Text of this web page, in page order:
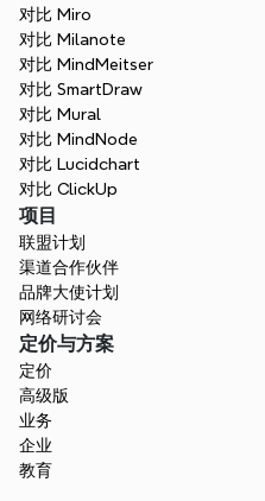
对比 Miro
对比 Milanote
对比 MindMeitser
对比 SmartDraw
对比 Mural
对比 MindNode
对比 Lucidchart
对比 ClickUp
项目
联盟计划
渠道合作伙伴
品牌大使计划
网络研讨会
定价与方案
定价
高级版
业务
企业
教育